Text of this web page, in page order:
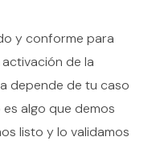
y conforme para
de la
depende de tu caso
algo que demos
listo y lo validamos